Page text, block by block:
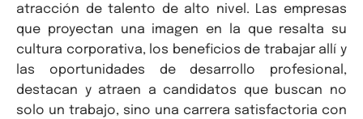
atracción de talento de alto nivel. Las empresas
que proyectan una imagen en la que resalta su
cultura corporativa, los beneficios de trabajar allí y
las oportunidades de desarrollo profesional,
destacan y atraen a candidatos que buscan no
solo un trabajo, sino una carrera satisfactoria con